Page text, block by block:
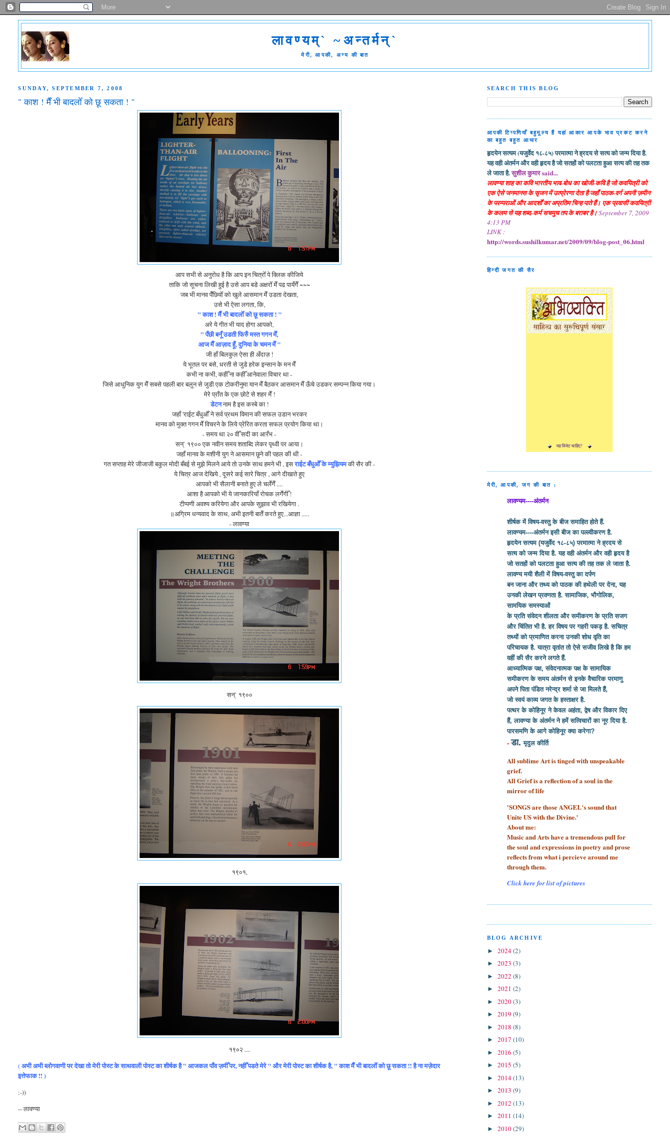
लावण्यम्` ~अन्तर्मन्`
मेरी, आपकी, अन्य की बात
SUNDAY, SEPTEMBER 7, 2008
" काश ! मैँ भी बादलोँ को छू सकता ! "
आप सभी से अनुरोध है कि आप इन चित्रोँ पे क्लिक कीजिये
ताकि जो सूचना लिखी हुई है उसे आप बडे अक्षरोँ मेँ पढ पायँगेँ ~~~
जब भी मानव पॅँछियोँ को खुले आसमान मेँ उडता देखता,
उसे भी ऐसा लगता, कि,
" काश ! मैँ भी बादलोँ को छू सकता ! "
अरे ये गीत भी याद होगा आपको,
" पँछी बनूँ उडती फिरुँ मस्त गगन मेँ,
आज मैँ आज़ाद हूँ, दुनिया के चमन मेँ "
जी हाँ बिलकुल ऐसा ही अँदाज़ !
ये भूतल पर बसे, धरती से जुडे हरेक इन्सान के मन मेँ
कभी ना कभी, कहीँ ना कहीँ आनेवाला विचार था -
जिसे आधुनिक युग मेँ सबसे पहली बार बलुन से जुडी एक टोकरीनुमा यान मेँ बैठकर आसमान मेँ ऊँचे उडकर सम्पन्न किया गया।
मेरे प्राँत के एक छोटे से शहर मेँ !
डेटननाम है इस कस्बे का !
जहाँ 'राईट बँधुओँ ने सर्व प्रथम विमान की सफल उडान भरकर
मानव को मुक्त गगन मेँ विचरने के लिये प्रेरित करता सफल प्रयोग किया था।
- समय था २० वीँ सदी का आरँभ -
सन्` १९०० एक नवीन समय शताब्दि लेकर पृथ्वी पर आया।
जहाँ मानव के मशीनी युग ने आसमान छूने की पहल की थी -
गत सप्ताह मेरे जीजाजी बकुल मोदी बँबई से मुझे मिलने आये तो उनके साथ हमने भी , इसराईट बँधुओँ के म्युझियमकी सैर की -
ये चित्र आज देखिये , दूसरे कई सारे चित्र , आगे दीखाते हुए
आपको भी सैलानी बनाते हुए ले चलेँगेँ ....
आशा है आपको भी ये जानकारियाँ रोचक लगेँगीँ !
टीप्पणी अवश्य करियेगा और आपके सुझाव भी रखियेगा .
॥अग्रिम धन्यवाद के साथ, अभी इतनी बातेँ करते हुए...आज्ञा .....
- लावण्या
सन्` १९००
१९०१,
१९०२ ....
(अभी अभी ब्लोगवाणी पर देखा तो मेरी पोस्ट के साथवाली पोस्ट का शीर्षक है " आजकल पाँव ज़मीँ पर, नहीँ पडते मेरे " और मेरी पोस्ट का शीर्षक है, " काश मैँ भी बादलोँ को छू सकता !! है ना मज़ेदार
इत्तेफाक !! )
:-))
-- लावण्या
SEARCH THIS BLOG
आपकी टिप्पणियाँ बहुमूल्य हैं यहां आकार आपके भाव प्रकट करने
का बहुत बहुत आभार
हृदयेन सत्यम (यजुर्वेद १८-८५) परमात्मा ने ह्रदय से सत्य को जन्म दिया है.
यह वही अंतर्मन और वही हृदय है जो सतहों को पलटता हुआ सत्य की तह तक
ले जाता है.सुशील कुमार said...
लावण्या शाह का कवि भारतीय भाव-बोध का खोजी-कवि है जो कवयित्री को
एक ऐसे जनमानस के सृजन में उत्प्रेरणा देता है जहाँ पाठक-वर्ग अपनी ज़मीन
के परम्पराओं और आदर्शों का अप्रतिम चिन्ह पाते हैं। एक प्रवासी कवयित्री
के कलम से यह शब्द-कर्म सचमुच तप के बराबर है। September 7, 2009
4:13 PM
LINK :
http://words.sushilkumar.net/2009/09/blog-post_06.html
हिन्दी जगत की सैर
यह विजेट चाहिए?
मेरी, आपकी, जग की बात :
लावण्यम----अंतर्मन
शीर्षक में विषय-वस्तु के बीज समाहित होते हैं.
लावण्यम----अंतर्मन इसी बीज का पल्ल्वीकरण है.
हृदयेन सत्यम (यजुर्वेद १८-८५) परमात्मा ने ह्रदय से
सत्य को जन्म दिया है. यह वही अंतर्मन और वही हृदय है
जो सतहों को पलटता हुआ सत्य की तह तक ले जाता है.
लावण्य मयी शैली में विषय-वस्तु का दर्पण
बन जाना और तथ्य को पाठक की हथेली पर देना, यह
उनकी लेखन प्रवणता है. सामाजिक, भौगोलिक,
सामयिक समस्याओं
के प्रति संवेदन शीलता और समीकरण के प्रति सजग
और चिंतित भी है. हर विषय पर गहरी पकड़ है. सचित्र
तथ्यों को प्रमाणित करना उनकी शोध वृति का
परिचायक है. यात्रा वृतांत तो ऐसे सजीव लिखे है कि हम
वहीं की सैर करने लगते हैं.
आध्यात्मिक पक्ष, संवेदनात्मक पक्ष के सामायिक
समीकरण के समय अंतर्मन से इनके वैचारिक परमाणु
अपने पिता पंडित नरेन्द्र शर्मा सेजा मिलते हैं,
जो स्वयं काव्य जगत के हस्ताक्षर है.
पत्थर के कोहिनूर ने केवल अहंता, द्वेष और विकार दिए
हैं, लावण्या के अंतर्मन ने हमें सत्विचारों का नूर दिया है.
पारसमणि के आगे कोहिनूर क्या करेगा?
- डा.मृदुल कीर्ति
All sublime Art is tinged with unspeakable
grief.
All Grief is a reflection of a soulin the
mirror of life
'SONGS are those ANGEL's sound that
Unite US with the Divine.'
About me:
Music and Arts have a tremendous pull for
the soul and expressions in poetry and prose
reflects from what i percieve around me
through them.
Click here for list of pictures
BLOG ARCHIVE
► 2024(2)
► 2023 (3)
► 2022 (8)
► 2021 (2)
► 2020(3)
► 2019 (9)
► 2018 (8)
► 2017 (10)
► 2016 (5)
► 2015 (5)
► 2014(13)
► 2013 (9)
► 2012 (13)
► 2011 (14)
► 2010(29)